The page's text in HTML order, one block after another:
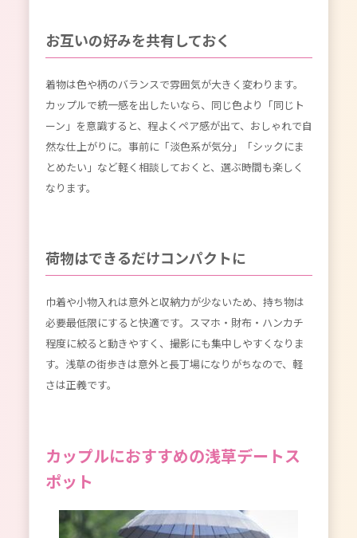
お互いの好みを共有しておく
着物は色や柄のバランスで雰囲気が大きく変わります。
カップルで統一感を出したいなら、同じ色より「同じト
ーン」を意識すると、程よくペア感が出て、おしゃれで自
然な仕上がりに。事前に「淡色系が気分」「シックにま
とめたい」など軽く相談しておくと、選ぶ時間も楽しく
なります。
荷物はできるだけコンパクトに
巾着や小物入れは意外と収納力が少ないため、持ち物は
必要最低限にすると快適です。スマホ・財布・ハンカチ
程度に絞ると動きやすく、撮影にも集中しやすくなりま
す。浅草の街歩きは意外と長丁場になりがちなので、軽
さは正義です。
カップルにおすすめの浅草デートス
ポット